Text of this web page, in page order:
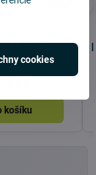
sáčky pro
- 5 ks
košíku
cookies